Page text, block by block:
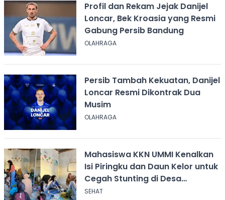
Profil dan Rekam Jejak Danijel
Loncar, Bek Kroasia yang Resmi
Gabung Persib Bandung
OLAHRAGA
Persib Tambah Kekuatan, Danijel
Loncar Resmi Dikontrak Dua
Musim
OLAHRAGA
Mahasiswa KKN UMMI Kenalkan
Isi Piringku dan Daun Kelor untuk
Cegah Stunting di Desa
Calingcing
SEHAT